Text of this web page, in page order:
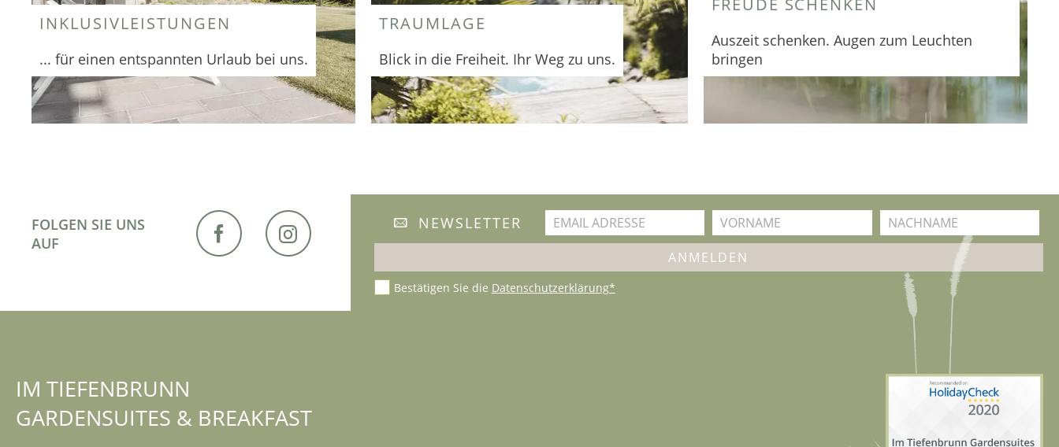
INKLUSIVLEISTUNGEN
... für einen entspannten Urlaub bei uns.
TRAUMLAGE
Blick in die Freiheit. Ihr Weg zu uns.
FREUDE SCHENKEN
Auszeit schenken. Augen zum Leuchten
bringen
FOLGEN SIE UNS
AUF
NEWSLETTER
Bestätigen Sie die Datenschutzerklärung*
IM TIEFENBRUNN
GARDENSUITES & BREAKFAST